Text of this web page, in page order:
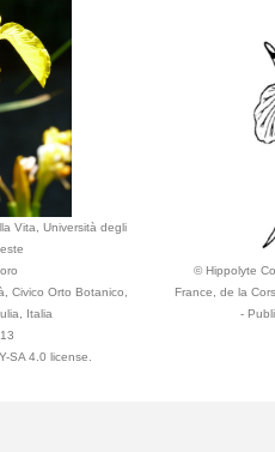
Vita, Università degli
Civico Orto Botanico,
Italia
SA 4.0 license.
© Hippolyte
France, de la
-